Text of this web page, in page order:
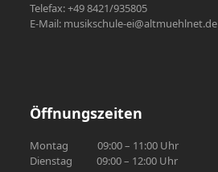
Telefax: +49 8421/935805
E-Mail: musikschule-ei@altmuehlnet.de
Öffnungszeiten
Montag 09:00 – 11:00 Uhr
Dienstag 09:00 – 12:00 Uhr